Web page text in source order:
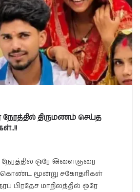
திருமணம் செய்த
நேரத்தில் ஒரே இளைஞரை
மூன்று சகோதரிகள்
பிரதேச மாநிலத்தில் ஒரே